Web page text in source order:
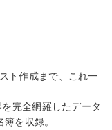
ト作成まで、これ一
完全網羅したデータ
を収録。